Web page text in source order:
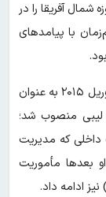
شمال آفریقا را در
با پیامدهای
پس از این دوره مدیریت بحران در مرکز، او در ۱۵ آوریل ۲۰۱۵ به عنوان
لیبی منصوب شد؛
داخلی که مدیریت
بعدها مأموریت
ادامه داد.